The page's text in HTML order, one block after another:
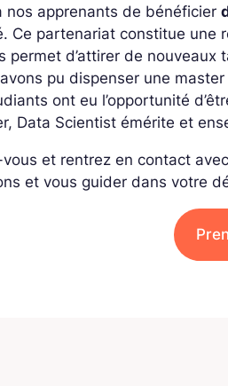
nos apprenants de bénéficier
Ce partenariat constitue une
permet d’attirer de nouveaux
pu dispenser une master
ont eu l’opportunité
Data Scientist émérite et
et rentrez en contact
et vous guider dans votre